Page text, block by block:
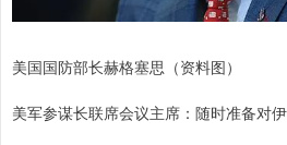
美国国防部长赫格塞思（资料图）
美军参谋长联席会议主席：随时准备对